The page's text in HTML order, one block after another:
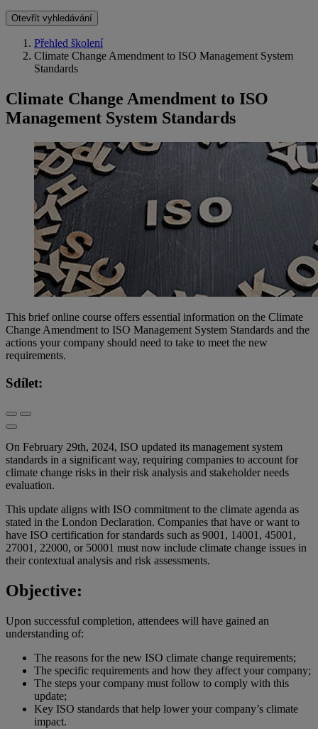
Otevřít vyhledávání
Přehled školení
Climate Change Amendment to ISO Management System
Standards
Climate Change Amendment to ISO
Management System Standards
This brief online course offers essential information on the Climate
Change Amendment to ISO Management System Standards and the
actions your company should need to take to meet the new
requirements.
Sdílet:
On February 29th, 2024, ISO updated its management system
standards in a significant way, requiring companies to account for
climate change risks in their risk analysis and stakeholder needs
evaluation.
This update aligns with ISO commitment to the climate agenda as
stated in the London Declaration. Companies that have or want to
have ISO certification for standards such as 9001, 14001, 45001,
27001, 22000, or 50001 must now include climate change issues in
their contextual analysis and risk assessments.
Objective:
Upon successful completion, attendees will have gained an
understanding of:
The reasons for the new ISO climate change requirements;
The specific requirements and how they affect your company;
The steps your company must follow to comply with this
update;
Key ISO standards that help lower your company’s climate
impact.